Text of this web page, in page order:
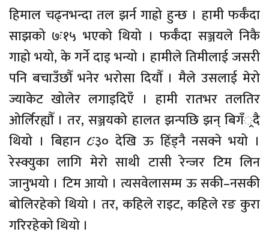
हिमाल चढ्नभन्दा तल झर्न गाह्रो हुन्छ । हामी फर्कँदा
साझको ७ः१५ भएको थियो । फर्कँदा सञ्जयले निकै
गाह्रो भयो, के गर्ने दाइ भन्यो । हामीले तिमीलाई जसरी
पनि बचाउँछौँ भनेर भरोसा दियौँ । मैले उसलाई मेरो
ज्याकेट खोलेर लगाइदिएँ । हामी रातभर तलतिर
ओर्लिरह्यौँ । तर, सञ्जयको हालत झन्पछि झन् बिगँ्रदै
थियो । बिहान ८ः३० देखि ऊ हिँड्नै नसक्ने भयो ।
रेस्क्युका लागि मेरो साथी टासी रेन्जर टिम लिन
जानुभयो । टिम आयो । त्यसवेलासम्म ऊ सकी–नसकी
बोलिरहेको थियो । तर, कहिले राइट, कहिले रङ कुरा
गरिरहेको थियो ।